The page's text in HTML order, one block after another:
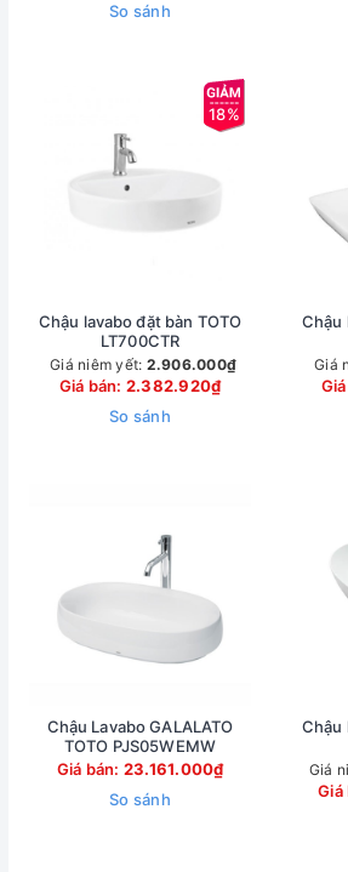
So sánh
18%
Chậu lavabo đặt bàn TOTO
LT700CTR
Giá niêm yết: 2.906.000₫
Giá bán: 2.382.920₫
So sánh
Chậu
Giá
Chậu Lavabo GALALATO
TOTO PJS05WEMW
Giá bán: 23.161.000₫
So sánh
Chậu
Giá